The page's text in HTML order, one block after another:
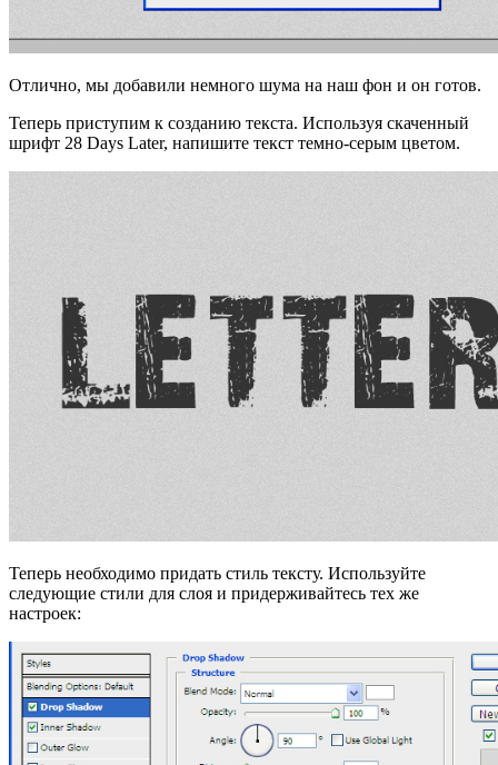
Отлично, мы добавили немного шума на наш фон и он готов.
Теперь приступим к созданию текста. Используя скаченный
шрифт 28 Days Later, напишите текст темно-серым цветом.
Теперь необходимо придать стиль тексту. Используйте
следующие стили для слоя и придерживайтесь тех же
настроек: